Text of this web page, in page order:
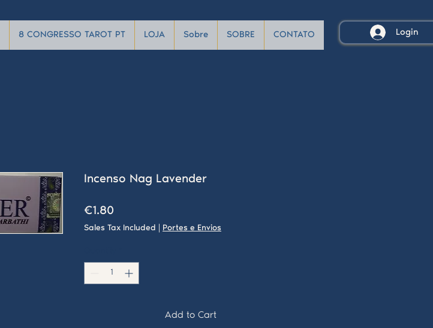
8 CONGRESSO TAROT PT LOJA Sobre SOBRE CONTATO Login
Incenso Nag Lavender
€1.80
Sales Tax Included Portes e Envios
Add to Cart